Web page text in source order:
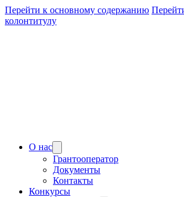
Перейти к основному содержанию
колонтитулу
О нас
Грантооператор
Документы
Контакты
Конкурсы